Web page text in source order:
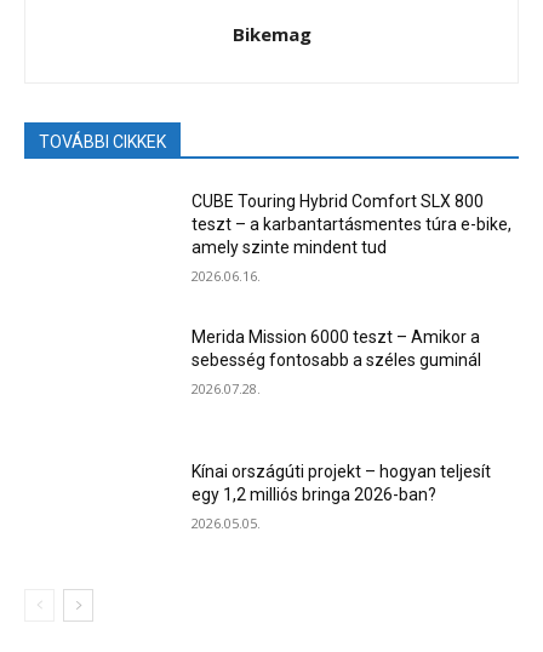
Bikemag
TOVÁBBI CIKKEK
CUBE Touring Hybrid Comfort SLX 800
teszt – a karbantartásmentes túra e-bike,
amely szinte mindent tud
2026.06.16.
Merida Mission 6000 teszt – Amikor a
sebesség fontosabb a széles guminál
2026.07.28.
Kínai országúti projekt – hogyan teljesít
egy 1,2 milliós bringa 2026-ban?
2026.05.05.